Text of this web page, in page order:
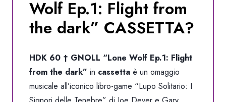
Wolf Ep.1: Flight from
the dark” CASSETTA?
HDK 60 † GNOLL “Lone Wolf Ep.1: Flight
from the dark” in cassetta è un omaggio
musicale all’iconico libro-game “Lupo Solitario: I